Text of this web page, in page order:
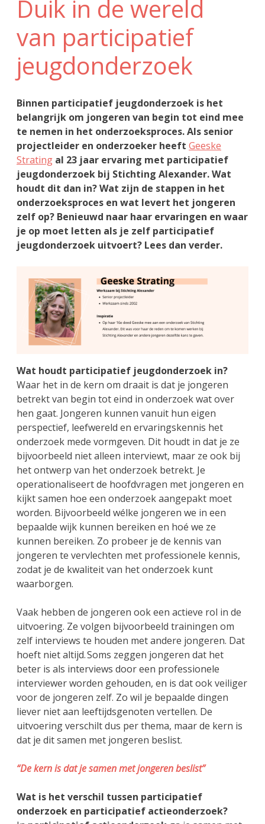
Duik in de wereld
van participatief
jeugdonderzoek
Binnen participatief jeugdonderzoek is het
belangrijk om jongeren van begin tot eind mee
te nemen in het onderzoeksproces. Als senior
projectleider en onderzoeker heeft Geeske
Strating al 23 jaar ervaring met participatief
jeugdonderzoek bij Stichting Alexander. Wat
houdt dit dan in? Wat zijn de stappen in het
onderzoeksproces en wat levert het jongeren
zelf op? Benieuwd naar haar ervaringen en waar
je op moet letten als je zelf participatief
jeugdonderzoek uitvoert? Lees dan verder.
Wat houdt participatief jeugdonderzoek in?
Waar het in de kern om draait is dat je jongeren
betrekt van begin tot eind in onderzoek wat over
hen gaat. Jongeren kunnen vanuit hun eigen
perspectief, leefwereld en ervaringskennis het
onderzoek mede vormgeven. Dit houdt in dat je ze
bijvoorbeeld niet alleen interviewt, maar ze ook bij
het ontwerp van het onderzoek betrekt. Je
operationaliseert de hoofdvragen met jongeren en
kijkt samen hoe een onderzoek aangepakt moet
worden. Bijvoorbeeld wélke jongeren we in een
bepaalde wijk kunnen bereiken en hoé we ze
kunnen bereiken. Zo probeer je de kennis van
jongeren te vervlechten met professionele kennis,
zodat je de kwaliteit van het onderzoek kunt
waarborgen.
Vaak hebben de jongeren ook een actieve rol in de
uitvoering. Ze volgen bijvoorbeeld trainingen om
zelf interviews te houden met andere jongeren. Dat
hoeft niet altijd. Soms zeggen jongeren dat het
beter is als interviews door een professionele
interviewer worden gehouden, en is dat ook veiliger
voor de jongeren zelf. Zo wil je bepaalde dingen
liever niet aan leeftijdsgenoten vertellen. De
uitvoering verschilt dus per thema, maar de kern is
dat je dit samen met jongeren beslist.
“De kern is dat je samen met jongeren beslist”
Wat is het verschil tussen participatief
onderzoek en participatief actieonderzoek?